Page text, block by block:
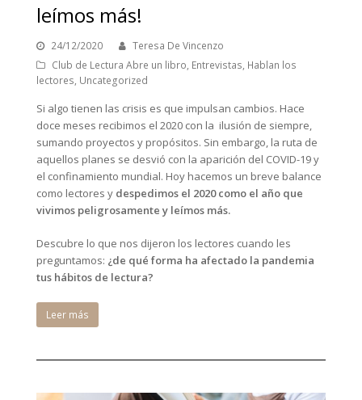
leímos más!
24/12/2020
Teresa De Vincenzo
Club de Lectura Abre un libro, Entrevistas, Hablan los
lectores, Uncategorized
Si algo tienen las crisis es que impulsan cambios. Hace
doce meses recibimos el 2020 con la ilusión de siempre,
sumando proyectos y propósitos. Sin embargo, la ruta de
aquellos planes se desvió con la aparición del COVID-19 y
el confinamiento mundial. Hoy hacemos un breve balance
como lectores y despedimos el 2020 como el año que
vivimos peligrosamente y leímos más.
Descubre lo que nos dijeron los lectores cuando les
preguntamos: ¿de qué forma ha afectado la pandemia
tus hábitos de lectura?
Leer más